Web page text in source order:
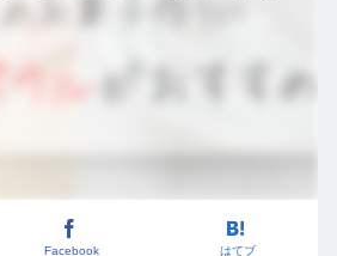
Facebook はてブ